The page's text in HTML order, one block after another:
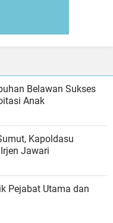
Belawan Sukses
Anak
Kapoldasu
Jawari
Pejabat Utama dan